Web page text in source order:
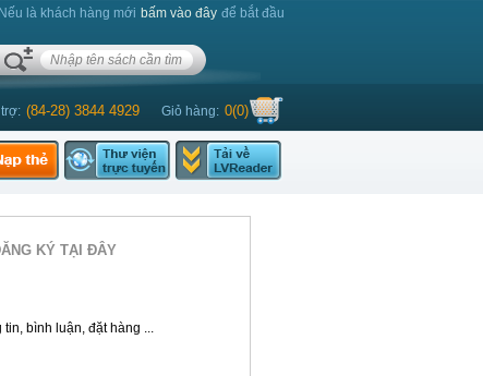
là khách hàng mới bấm vào đây để bắt đầu
(84-28) 3844 4929 Giỏ hàng: 0(0)
KÝ TẠI ĐÂY
bình luận, đặt hàng ...